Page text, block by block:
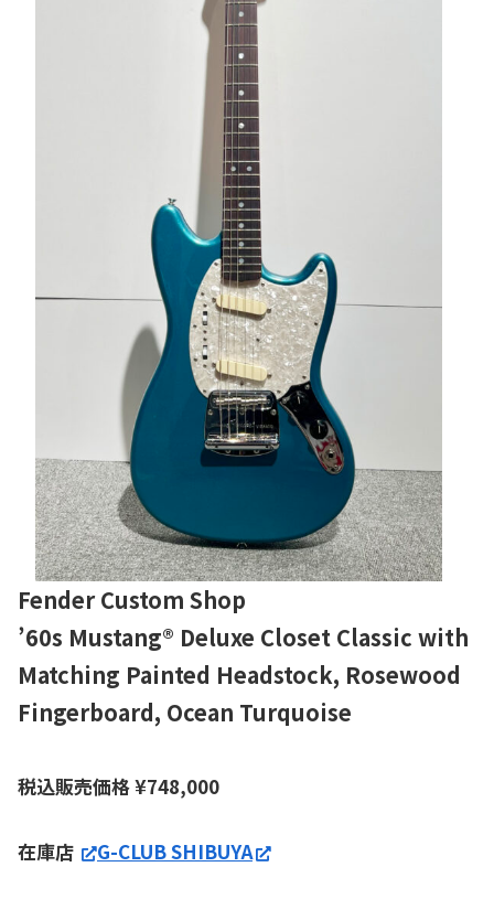
Fender Custom Shop
’60s Mustang® Deluxe Closet Classic with
Matching Painted Headstock, Rosewood
Fingerboard, Ocean Turquoise
税込販売価格¥748,000
在庫店 G-CLUB SHIBUYA